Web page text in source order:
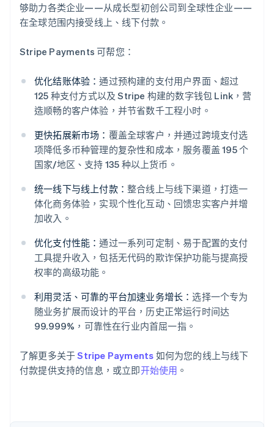
够助力各类企业——从成长型初创公司到全球性企业——
在全球范围内接受线上、线下付款。
Stripe Payments 可帮您：
优化结账体验：通过预构建的支付用户界面、超过
125 种支付方式以及 Stripe 构建的数字钱包 Link，营
造顺畅的客户体验，并节省数千工程小时。
更快拓展新市场： 覆盖全球客户，并通过跨境支付选
项降低多币种管理的复杂性和成本，服务覆盖 195 个
国家/地区、支持 135 种以上货币。
统一线下与线上付款： 整合线上与线下渠道，打造一
体化商务体验，实现个性化互动、回馈忠实客户并增
加收入。
优化支付性能：通过一系列可定制、易于配置的支付
工具提升收入，包括无代码的欺诈保护功能与提高授
权率的高级功能。
利用灵活、可靠的平台加速业务增长：选择一个专为
随业务扩展而设计的平台，历史正常运行时间达
99.999%，可靠性在行业内首屈一指。
了解更多关于Stripe Payments 如何为您的线上与线下
付款提供支持的信息，或立即开始使用 。
阿联酋
爱尔兰
English
爱沙尼亚
English
奥地利
DeutschEnglish
澳大利亚
English
Português English
保加利亚
English